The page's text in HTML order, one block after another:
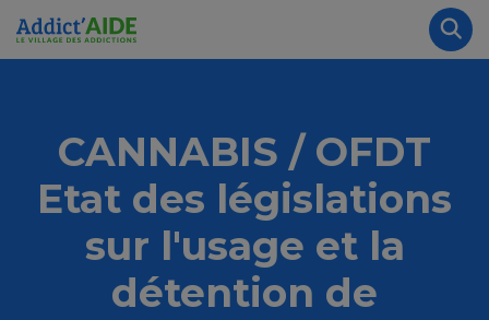
Aller au contenu principal
CANNABIS / OFDT
Etat des législations
sur l'usage et la
détention de
Panneau de gestion des cookies